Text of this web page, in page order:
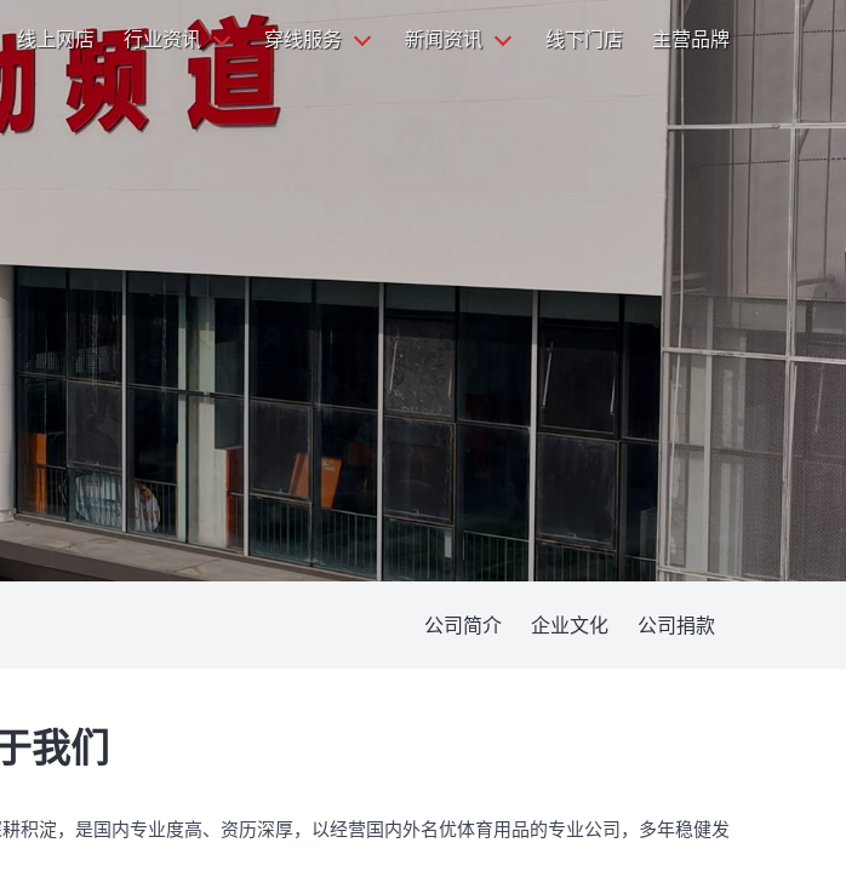
线上网店 行业资讯 穿线服务 新闻资讯 线下门店 主营品牌
公司简介 企业文化 公司捐款
我们
积淀，是国内专业度高、资历深厚，以经营国内外名优体育用品的专业公司，多年稳健发